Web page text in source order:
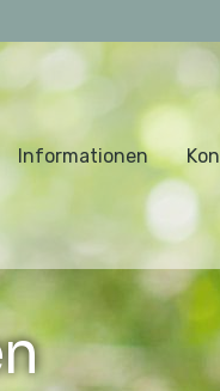
Informationen